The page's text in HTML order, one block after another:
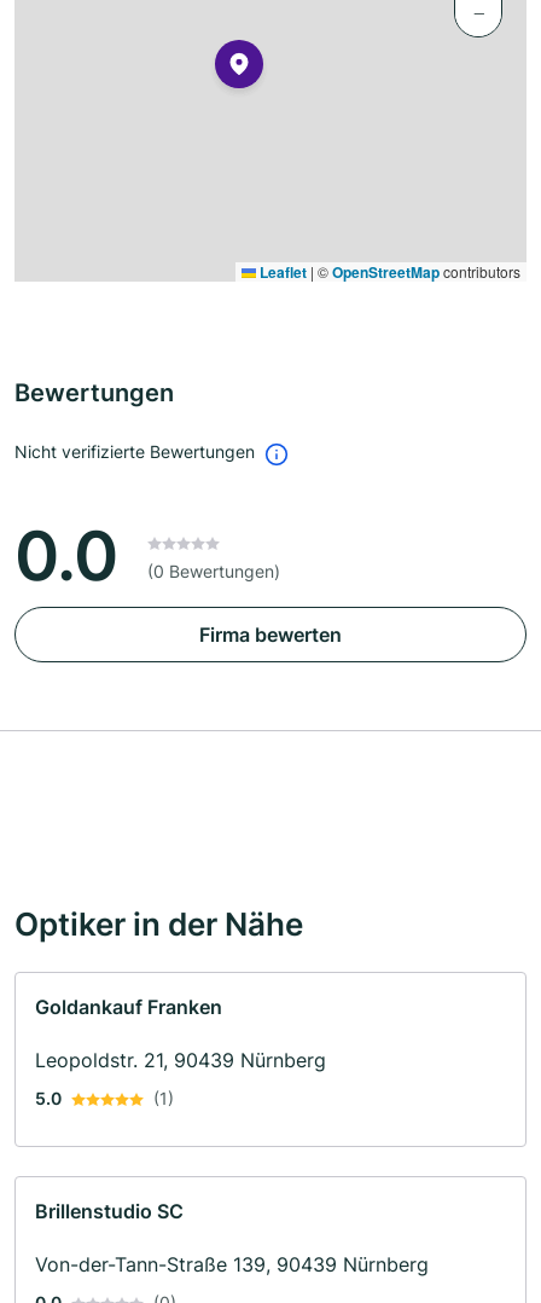
−
Leaflet | ©OpenStreetMapcontributors
Bewertungen
Nicht verifizierte Bewertungen
0.0 (0 Bewertungen)
Firma bewerten
Optiker in der Nähe
Goldankauf Franken
Leopoldstr. 21, 90439 Nürnberg
5.0 (1)
Brillenstudio SC
Von-der-Tann-Straße 139, 90439 Nürnberg